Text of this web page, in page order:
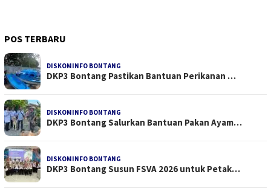
POS TERBARU
DISKOMINFO BONTANG
DKP3 Bontang Pastikan Bantuan Perikanan …
DISKOMINFO BONTANG
DKP3 Bontang Salurkan Bantuan Pakan Ayam…
DISKOMINFO BONTANG
DKP3 Bontang Susun FSVA 2026 untuk Petak…